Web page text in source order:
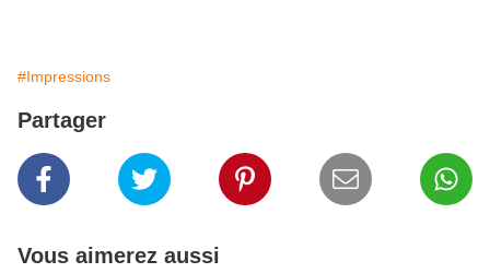
#Impressions
Partager
Vous aimerez aussi